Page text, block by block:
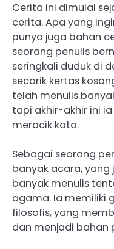
Cerita ini dimulai
cerita. Apa yang
punya juga bahan
seorang penulis
seringkali duduk di
secarik kertas
telah menulis
tapi akhir-akhir ini
meracik kata.
Sebagai seorang
banyak acara, yang
banyak menulis
agama. Ia memiliki
filosofis, yang
dan menjadi bahan